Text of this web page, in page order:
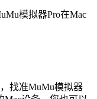
模拟器Pro在Mac
找准MuMu模拟器